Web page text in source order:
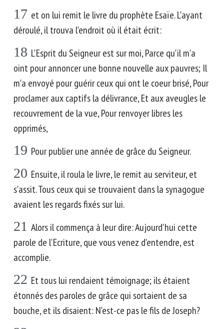
17 et on lui remit le livre du prophète Esaïe. L'ayant
déroulé, il trouva l'endroit où il était écrit:
18 L'Esprit du Seigneur est sur moi, Parce qu'il m'a
oint pour annoncer une bonne nouvelle aux pauvres; Il
m'a envoyé pour guérir ceux qui ont le coeur brisé, Pour
proclamer aux captifs la délivrance, Et aux aveugles le
recouvrement de la vue, Pour renvoyer libres les
opprimés,
19 Pour publier une année de grâce du Seigneur.
20 Ensuite, il roula le livre, le remit au serviteur, et
s'assit. Tous ceux qui se trouvaient dans la synagogue
avaient les regards fixés sur lui.
21 Alors il commença à leur dire: Aujourd'hui cette
parole de l'Ecriture, que vous venez d'entendre, est
accomplie.
22 Et tous lui rendaient témoignage; ils étaient
étonnés des paroles de grâce qui sortaient de sa
bouche, et ils disaient: N'est-ce pas le fils de Joseph?